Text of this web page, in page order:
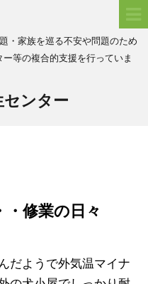
・家族を巡る不安や問題のため
等の複合的支援を行っていま
センター
修業の日々
だようで外気温マイナ